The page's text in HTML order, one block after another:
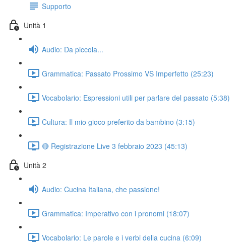
Supporto
Unità 1
Audio: Da piccola...
Grammatica: Passato Prossimo VS Imperfetto (25:23)
Vocabolario: Espressioni utili per parlare del passato (5:38)
Cultura: Il mio gioco preferito da bambino (3:15)
🔴 Registrazione Live 3 febbraio 2023 (45:13)
Unità 2
Audio: Cucina Italiana, che passione!
Grammatica: Imperativo con i pronomi (18:07)
Vocabolario: Le parole e i verbi della cucina (6:09)